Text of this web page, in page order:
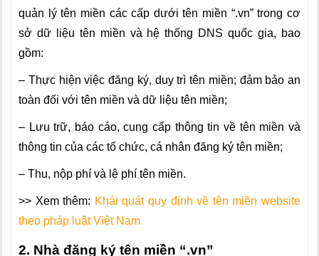
quản lý tên miền các cấp dưới tên miền “.vn” trong cơ
sở dữ liệu tên miền và hệ thống DNS quốc gia, bao
gồm:
– Thực hiện việc đăng ký, duy trì tên miền; đảm bảo an
toàn đối với tên miền và dữ liệu tên miền;
– Lưu trữ, báo cáo, cung cấp thông tin về tên miền và
thông tin của các tổ chức, cá nhân đăng ký tên miền;
– Thu, nộp phí và lệ phí tên miền.
>> Xem thêm: Khái quát quy định về tên miền website
theo pháp luật Việt Nam
2. Nhà đăng ký tên miền “.vn”